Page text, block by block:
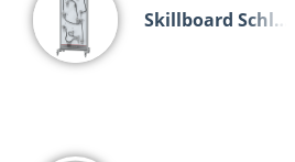
Skillboard Schl…